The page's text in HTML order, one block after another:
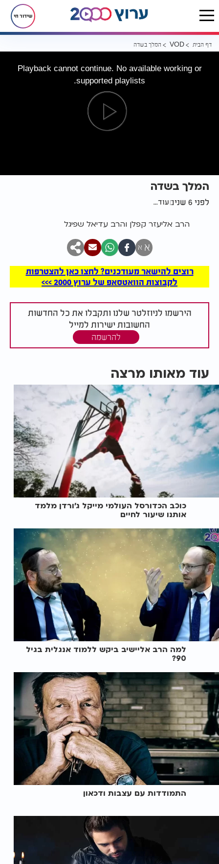
שידור חי
דף הבית VOD המלך בשדה
Playback cannot continue. No available working or
supported playlists.
המלך בשדה
לפני 6 שנים עוד...
הרב אליעזר קפלן והרב עדיאל שפיגל
א א
רוצים להישאר מעודכנים? לחצו כאן להצטרפות
לקבוצות הוואטסאפ של ערוץ 2000 >>>
הירשמו לניוזלטר שלנו ותקבלו את כל החדשות
החשובות ישירות למייל
להרשמה
עוד מאותו מרצה
כוכב הכדורסל העולמי מייקל ג’ורדן מלמד
אותנו שיעור לחיים
למה הרב אליישיב ביקש ללמוד אנגלית בגיל
90?
התמודדות עם עצבות ודכאון